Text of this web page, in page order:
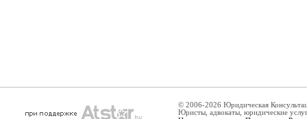
© 2006-2026 Юридическая
Юристы, адвокаты, юридические